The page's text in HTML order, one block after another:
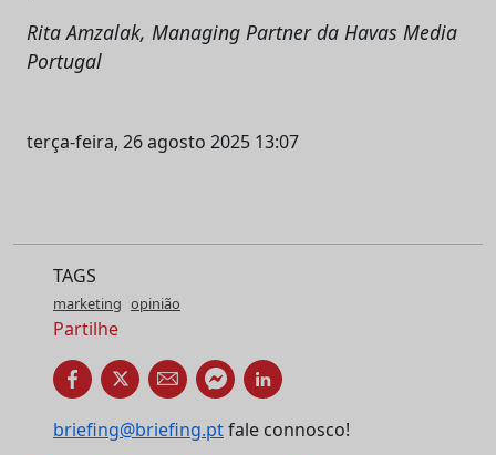
Rita Amzalak, Managing Partner da Havas Media
Portugal
terça-feira, 26 agosto 2025 13:07
TAGS
marketing opinião
Partilhe
briefing@briefing.ptfale connosco!